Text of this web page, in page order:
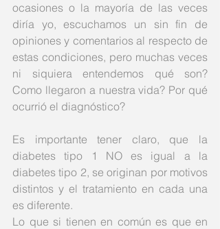
ocasiones o la mayoría de las veces
diría yo, escuchamos un sin fin de
opiniones y comentarios al respecto de
estas condiciones, pero muchas veces
ni siquiera entendemos qué son?
Como llegaron a nuestra vida? Por qué
ocurrió el diagnóstico?
Es importante tener claro, que la
diabetes tipo 1 NO es igual a la
diabetes tipo 2, se originan por motivos
distintos y el tratamiento en cada una
es diferente.
Lo que si tienen en común es que en